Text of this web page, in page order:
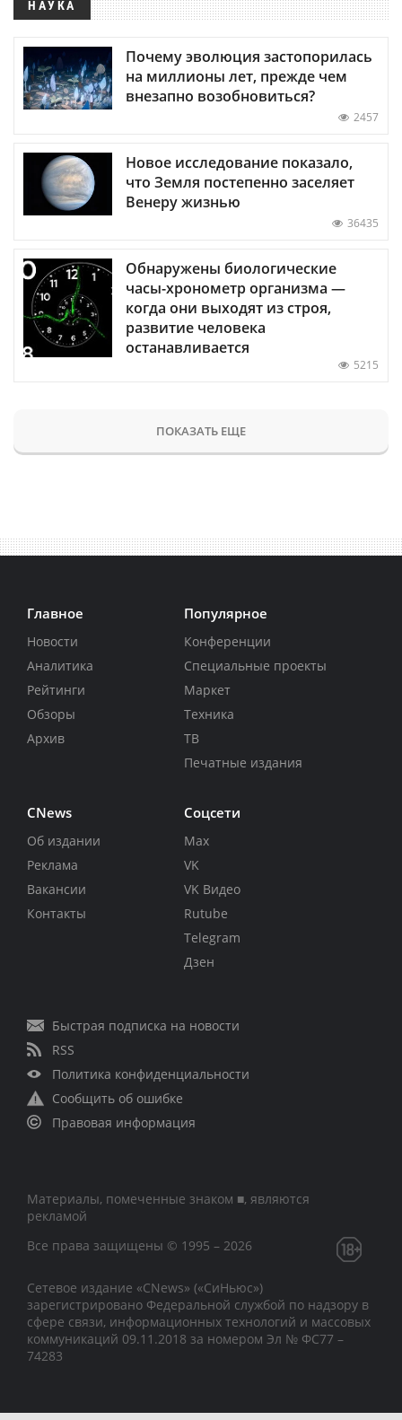
НАУКА
Почему эволюция застопорилась
на миллионы лет, прежде чем
внезапно возобновиться?
2457
Новое исследование показало,
что Земля постепенно заселяет
Венеру жизнью
36435
Обнаружены биологические
часы-хронометр организма —
когда они выходят из строя,
развитие человека
останавливается
5215
ПОКАЗАТЬ ЕЩЕ
Главное
Новости
Аналитика
Рейтинги
Обзоры
Архив
Популярное
Конференции
Специальные проекты
Маркет
Техника
ТВ
Печатные издания
CNews
Об издании
Реклама
Вакансии
Контакты
Соцсети
Max
VK
VK Видео
Rutube
Telegram
Дзен
Быстрая подписка на новости
RSS
Политика конфиденциальности
Сообщить об ошибке
Правовая информация
Материалы, помеченные знаком ■, являются
рекламой
Все права защищены © 1995 – 2026
Сетевое издание «CNews» («СиНьюс»)
зарегистрировано Федеральной службой по надзору в
сфере связи, информационных технологий и массовых
коммуникаций 09.11.2018 за номером Эл № ФС77 –
74283